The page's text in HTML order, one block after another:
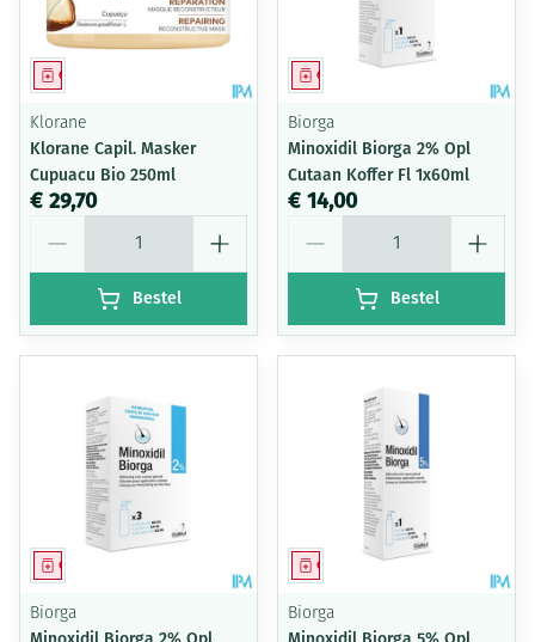
Geneesmiddel
Klorane
Klorane Capil. Masker
Cupuacu Bio 250ml
€ 29,70
Bestel
Geneesmiddel
Biorga
Minoxidil Biorga 2% Opl
Cutaan Koffer Fl 1x60ml
€ 14,00
Bestel
Geneesmiddel
Biorga
Geneesmiddel
Biorga